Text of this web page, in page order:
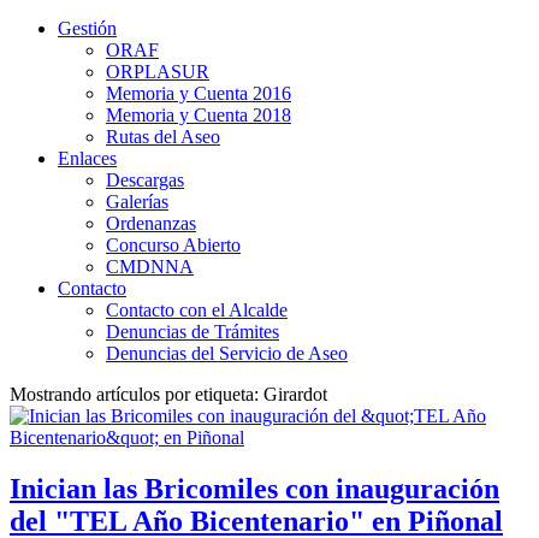
Gestión
ORAF
ORPLASUR
Memoria y Cuenta 2016
Memoria y Cuenta 2018
Rutas del Aseo
Enlaces
Descargas
Galerías
Ordenanzas
Concurso Abierto
CMDNNA
Contacto
Contacto con el Alcalde
Denuncias de Trámites
Denuncias del Servicio de Aseo
Mostrando artículos por etiqueta: Girardot
Inician las Bricomiles con inauguración
del "TEL Año Bicentenario" en Piñonal